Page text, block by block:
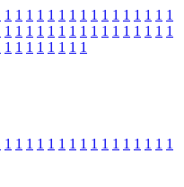
1 1 1 1 1 1 1 1 1 1 1 1 1 1 1 1
1 1 1 1 1 1 1 1 1 1 1 1 1 1 1 1
1 1 1 1 1 1 1 1
1 1 1 1 1 1 1 1 1 1 1 1 1 1 1 1